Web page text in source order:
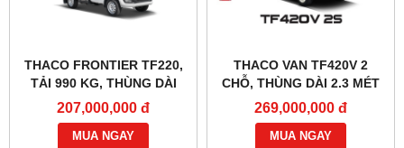
THACO FRONTIER TF220,
TẢI 990 KG, THÙNG DÀI
2M3
207,000,000 đ
MUA NGAY
THACO VAN TF420V 2
CHỖ, THÙNG DÀI 2.3 MÉT
269,000,000 đ
MUA NGAY